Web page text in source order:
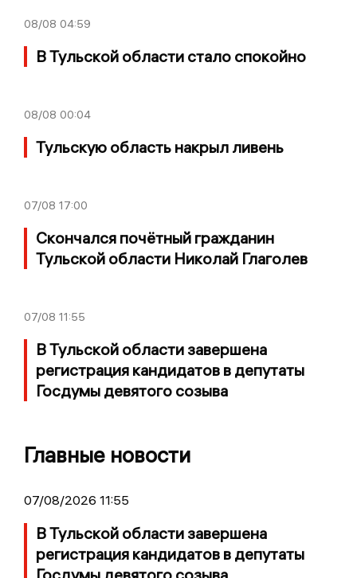
08/08 04:59
В Тульской области стало спокойно
08/08 00:04
Тульскую область накрыл ливень
07/08 17:00
Скончался почётный гражданин
Тульской области Николай Глаголев
07/08 11:55
В Тульской области завершена
регистрация кандидатов в депутаты
Госдумы девятого созыва
Главные новости
07/08/2026 11:55
В Тульской области завершена
регистрация кандидатов в депутаты